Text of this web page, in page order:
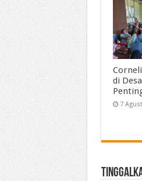
di
7